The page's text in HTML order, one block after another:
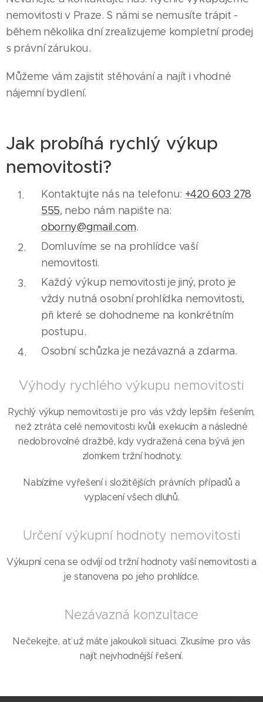
nemovitosti v Praze. S námi se nemusíte trápit -
během několika dní zrealizujeme kompletní prodej
s právní zárukou.
Můžeme vám zajistit stěhování a najít i vhodné
nájemní bydlení.
Jak probíhá rychlý výkup
nemovitosti?
Kontaktujte nás na telefonu: +420 603 278
555, nebo nám napište na:
oborny@gmail.com.
Domluvíme se na prohlídce vaší
nemovitosti.
Každý výkup nemovitosti je jiný, proto je
vždy nutná osobní prohlídka nemovitosti,
při které se dohodneme na konkrétním
postupu.
Osobní schůzka je nezávazná a zdarma.
Výhody rychlého výkupu nemovitosti
Rychlý výkup nemovitosti je pro vás vždy lepším řešením,
než ztráta celé nemovitosti kvůli exekucím a následné
nedobrovolné dražbě, kdy vydražená cena bývá jen
zlomkem tržní hodnoty.
Nabízíme vyřešení i složitějších právních případů a
vyplacení všech dluhů.
Určení výkupní hodnoty nemovitosti
Výkupní cena se odvíjí od tržní hodnoty vaší nemovitosti a
je stanovena po jeho prohlídce.
Nezávazná konzultace
Nečekejte, ať už máte jakoukoli situaci. Zkusíme pro vás
najít nejvhodnější řešení.